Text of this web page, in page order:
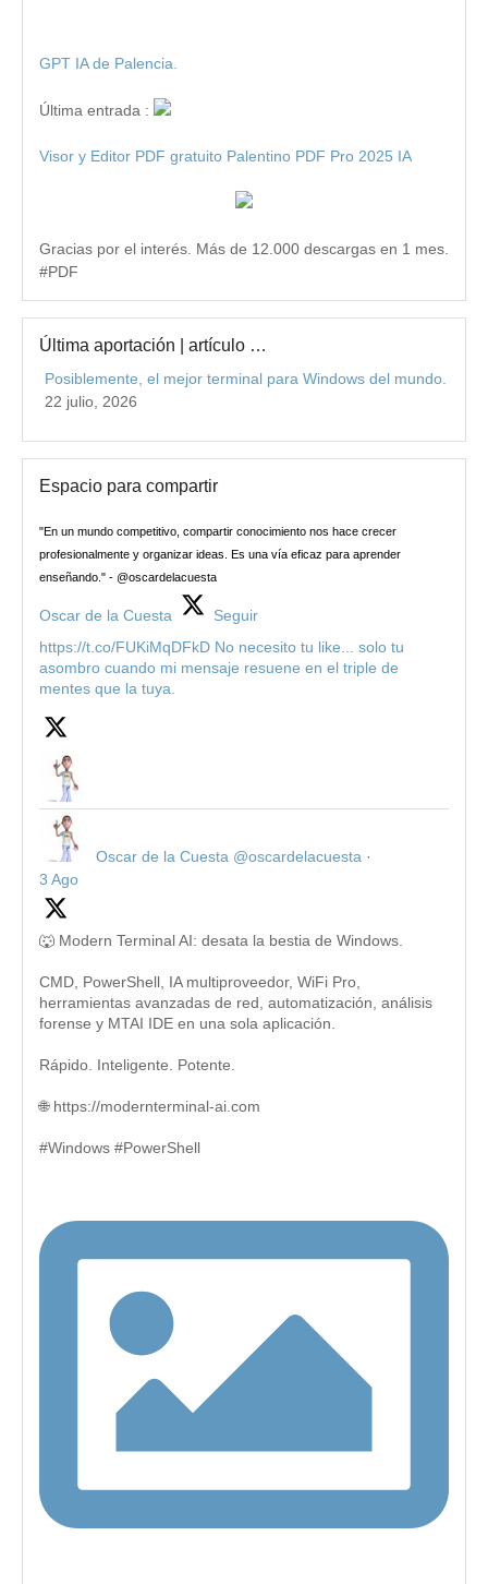
GPT IA de Palencia.
Última entrada :
Visor y Editor PDF gratuito Palentino PDF Pro 2025 IA
Gracias por el interés. Más de 12.000 descargas en 1 mes.
#PDF
Última aportación | artículo …
Posiblemente, el mejor terminal para Windows del mundo.
22 julio, 2026
Espacio para compartir
"En un mundo competitivo, compartir conocimiento nos hace crecer
profesionalmente y organizar ideas. Es una vía eficaz para aprender
enseñando." - @oscardelacuesta
Oscar de la Cuesta
Seguir
https://t.co/FUKiMqDFkD No necesito tu like... solo tu
asombro cuando mi mensaje resuene en el triple de
mentes que la tuya.
Oscar de la Cuesta @oscardelacuesta ·
3 Ago
🐺 Modern Terminal AI: desata la bestia de Windows.
CMD, PowerShell, IA multiproveedor, WiFi Pro,
herramientas avanzadas de red, automatización, análisis
forense y MTAI IDE en una sola aplicación.
Rápido. Inteligente. Potente.
🌐 https://modernterminal-ai.com
#Windows #PowerShell